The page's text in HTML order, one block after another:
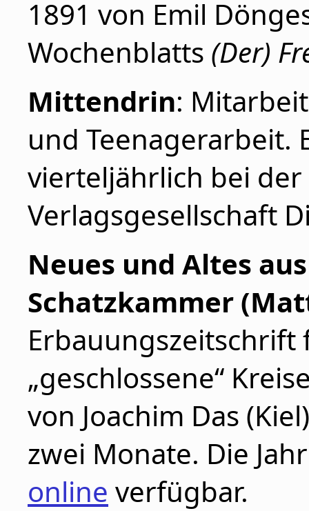
1891 von Emil
Wochenblatts (Der)
Mittendrin:
und Teenagerarbeit.
vierteljährlich bei
Verlagsgesellschaft
Neues und Altes
Schatzkammer
Erbauungszeitschrift
„geschlossene“
von Joachim Das
zwei Monate. Die
online verfügbar.